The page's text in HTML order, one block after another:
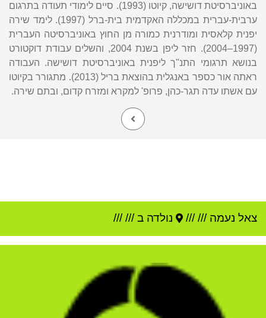
באוניברסיטת דושישה, קיוטו (1993). סיים לימודי תעודה בתרגום
ערבית-עברית במכללה האקדמית בית-ברל (1997). לימד שירה
יפנית קלאסית ומודרנית כמורה מן החוץ באוניברסיטה העברית
(1997–2004). חזר ליפן בשנת 2004, והשלים עבודת דוקטורט
בנושא תרגומי התנ"ך ליפנית באוניברסיטת דושישה. העבודה
ראתה אור כספר באנגלית בהוצאת בריל (2013). מתגורר בקיוטו
עם אשתו עדה תגר-כהן, פרופ' למקרא ומזרח קדום, ובתם שירה.
צאל נעמה ///
/// נולדה ב //////